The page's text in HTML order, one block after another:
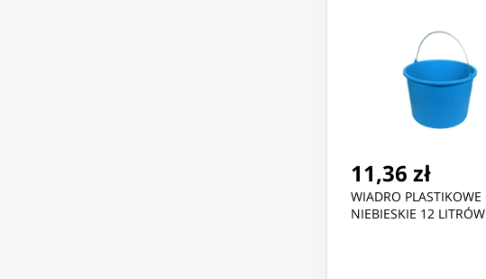
11,36 zł
WIADRO PLASTIKOWE
NIEBIESKIE 12 LITRÓW